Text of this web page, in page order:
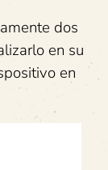
dos
en su
en